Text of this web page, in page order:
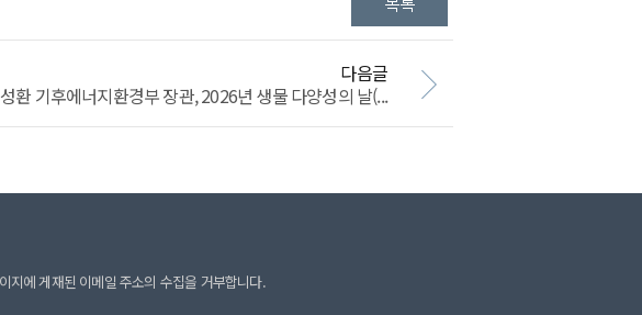
다음글
환 기후에너지환경부 장관, 2026년 생물 다양성의 날(...
지에 게재된 이메일 주소의 수집을 거부합니다.